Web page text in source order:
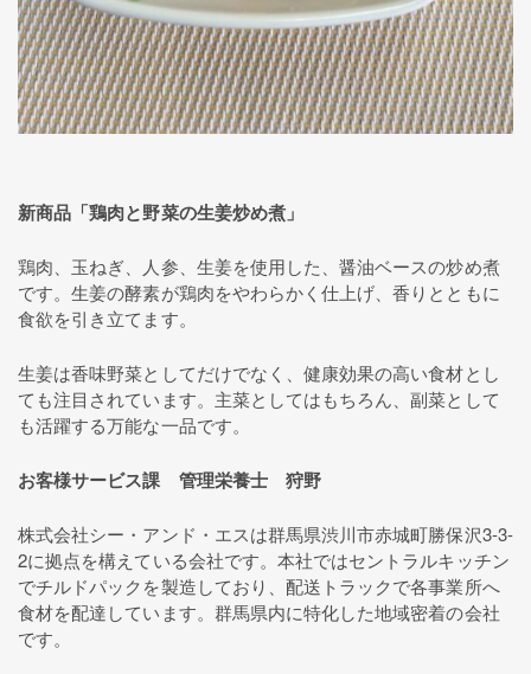
新商品「鶏肉と野菜の生姜炒め煮」
鶏肉、玉ねぎ、人参、生姜を使用した、醤油ベースの炒め煮
です。生姜の酵素が鶏肉をやわらかく仕上げ、香りとともに
食欲を引き立てます。
生姜は香味野菜としてだけでなく、健康効果の高い食材とし
ても注目されています。主菜としてはもちろん、副菜として
も活躍する万能な一品です。
お客様サービス課 管理栄養士 狩野
株式会社シー・アンド・エスは群馬県渋川市赤城町勝保沢3-3-
2に拠点を構えている会社です。本社ではセントラルキッチン
でチルドパックを製造しており、配送トラックで各事業所へ
食材を配達しています。群馬県内に特化した地域密着の会社
です。